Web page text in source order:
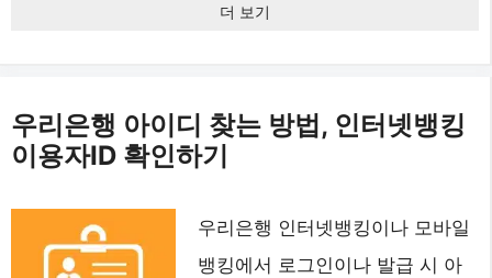
더 보기
우리은행 아이디 찾는 방법, 인터넷뱅킹
이용자ID 확인하기
우리은행 인터넷뱅킹이나 모바일
뱅킹에서 로그인이나 발급 시 아